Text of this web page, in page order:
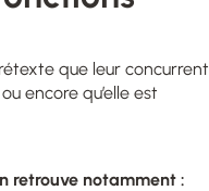
que leur concurrent
encore qu’elle est
retrouve notamment :